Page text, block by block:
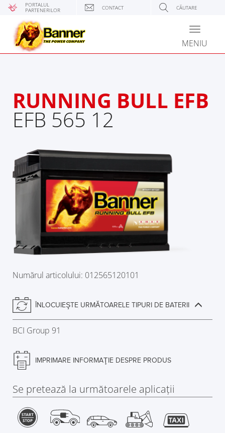
PORTALUL
PARTENERILOR CONTACT CĂUTARE
Toggle
MENIU
RUNNING BULL EFB
EFB 565 12
Numărul articolului: 012565120101
ÎNLOCUIEŞTE URMĂTOARELE TIPURI DE BATERII
BCI Group 91
IMPRIMARE INFORMAŢIE DESPRE PRODUS
Se pretează la următoarele aplicaţii